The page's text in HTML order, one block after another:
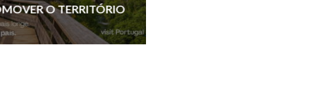
O TERRITÓRIO